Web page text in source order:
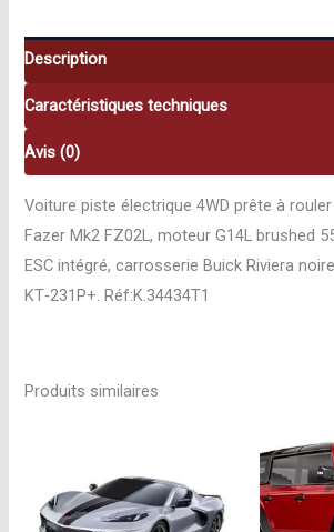
RTR
Kit
monté
prêt
à
rouler
1/10
K.34434T1
Description
Caractéristiques techniques
Avis (0)
Voiture piste électrique 4WD prête à
Fazer Mk2 FZ02L, moteur G14L brushed
ESC intégré, carrosserie Buick Riviera
KT‑231P+. Réf:K.34434T1
Produits similaires